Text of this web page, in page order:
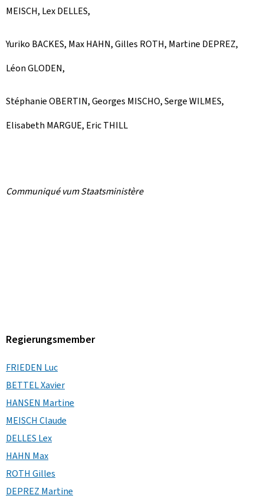
MEISCH, Lex DELLES,
Yuriko BACKES, Max HAHN, Gilles ROTH, Martine DEPREZ,
Léon GLODEN,
Stéphanie OBERTIN, Georges MISCHO, Serge WILMES,
Elisabeth MARGUE, Eric THILL
Communiqué vum Staatsministère
Regierungsmember
FRIEDEN Luc
BETTEL Xavier
HANSEN Martine
MEISCH Claude
DELLES Lex
HAHN Max
ROTH Gilles
DEPREZ Martine